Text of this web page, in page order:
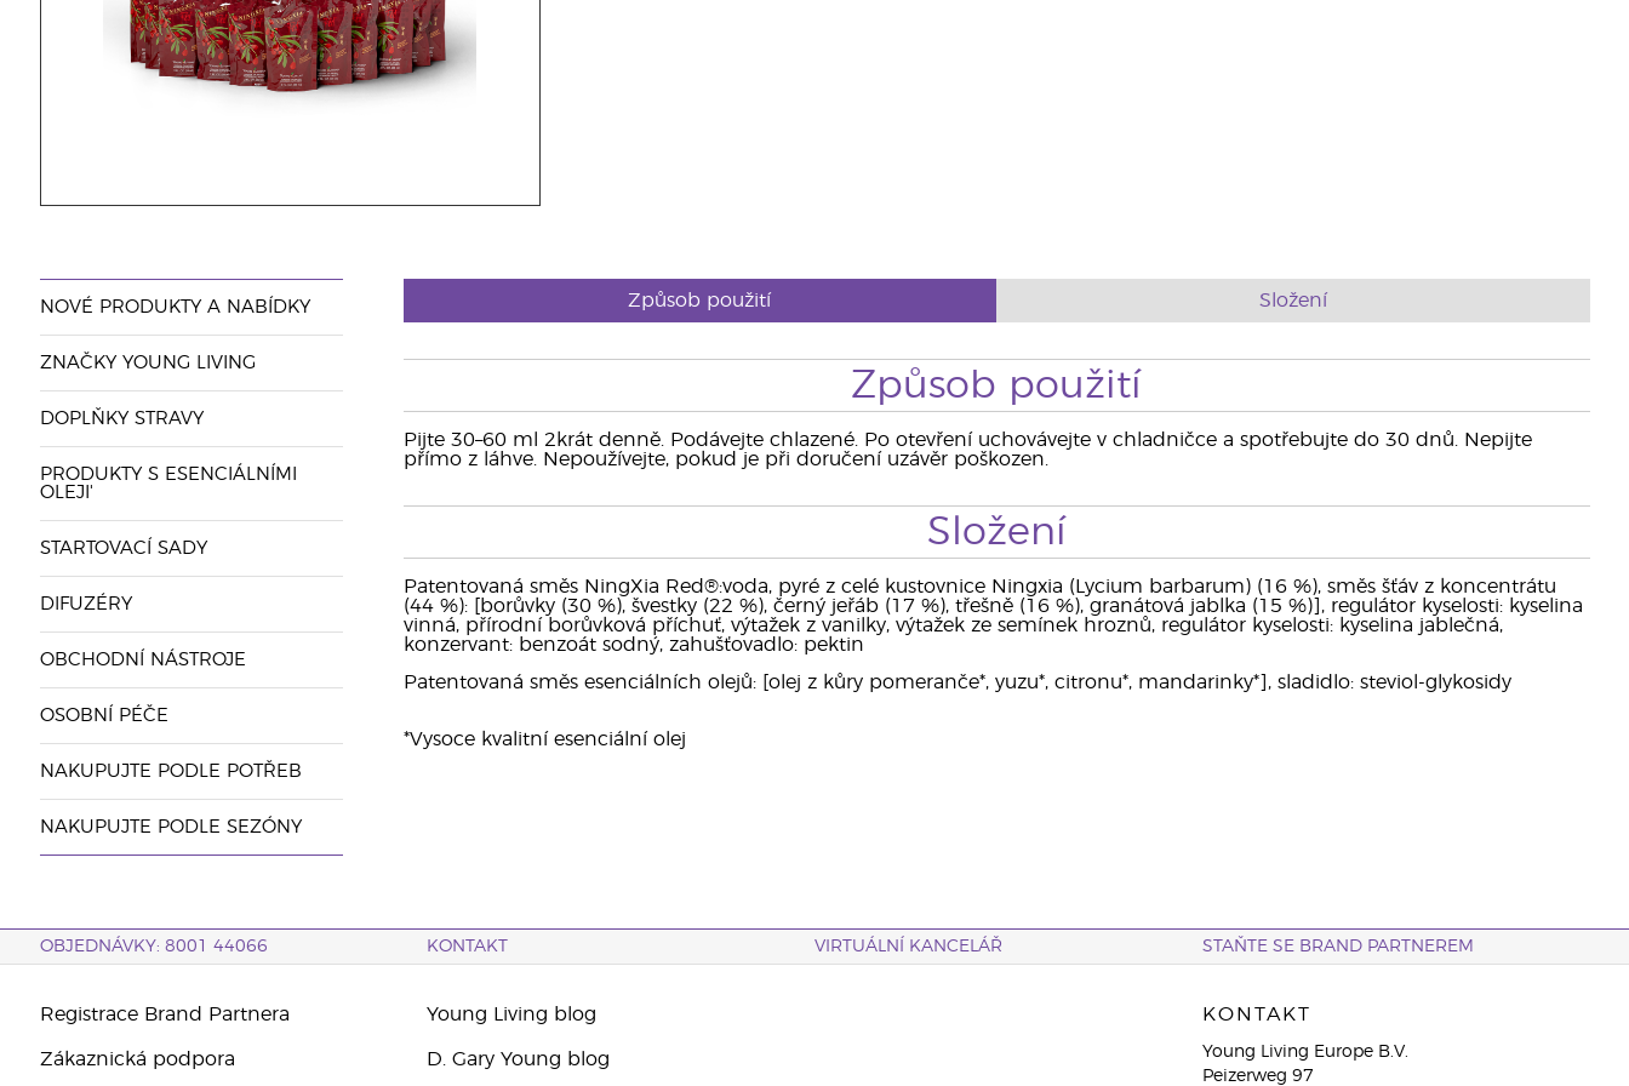
NOVÉ PRODUKTY A NABÍDKY
ZNAČKY YOUNG LIVING
DOPLŇKY STRAVY
PRODUKTY S ESENCIÁLNÍMI
OLEJI'
STARTOVACÍ SADY
DIFUZÉRY
OBCHODNÍ NÁSTROJE
OSOBNÍ PÉČE
NAKUPUJTE PODLE POTŘEB
NAKUPUJTE PODLE SEZÓNY
Způsob použití Složení
Způsob použití
Pijte 30–60 ml 2krát denně. Podávejte chlazené. Po otevření uchovávejte v chladničce a spotřebujte do 30 dnů. Nepijte
přímo z láhve. Nepoužívejte, pokud je při doručení uzávěr poškozen.
Složení
Patentovaná směs NingXia Red®:voda, pyré z celé kustovnice Ningxia (Lycium barbarum) (16 %), směs šťáv z koncentrátu
(44 %): [borůvky (30 %), švestky (22 %), černý jeřáb (17 %), třešně (16 %), granátová jablka (15 %)], regulátor kyselosti: kyselina
vinná, přírodní borůvková příchuť, výtažek z vanilky, výtažek ze semínek hroznů, regulátor kyselosti: kyselina jablečná,
konzervant: benzoát sodný, zahušťovadlo: pektin
Patentovaná směs esenciálních olejů: [olej z kůry pomeranče*, yuzu*, citronu*, mandarinky*], sladidlo: steviol-glykosidy
*Vysoce kvalitní esenciální olej
OBJEDNÁVKY: 8001 44066 KONTAKT VIRTUÁLNÍ KANCELÁŘ STAŇTE SE BRAND PARTNEREM
Registrace Brand Partnera
Zákaznická podpora
Young Living blog
D. Gary Young blog
KONTAKT
Young Living Europe B.V.
Peizerweg 97